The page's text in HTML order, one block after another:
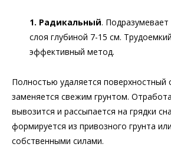
1. Радикальный.
слоя глубиной 7-15 см.
эффективный метод.
Полностью удаляется поверхностный
заменяется свежим грунтом.
вывозится и рассыпается на грядки
формируется из привозного грунта
собственными силами.